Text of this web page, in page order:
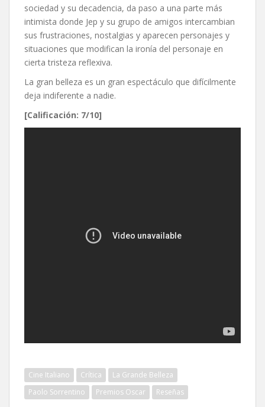
sociedad y su decadencia, da paso a una parte más
intimista donde Jep y su grupo de amigos intercambian
sus frustraciones, nostalgias y aparecen personajes y
situaciones que modifican la ironía del personaje en
cierta tristeza reflexiva.
La gran belleza es un gran espectáculo que difícilmente
deja indiferente a nadie.
[Calificación: 7/10]
Cine Italiano Crítica
La Grande Belleza
Paolo Sorrentino
Premios Oscar Reseñas